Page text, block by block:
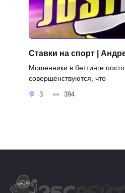
Ставки на спорт |
Мошенники в беттинге
совершенствуются, что
3 394